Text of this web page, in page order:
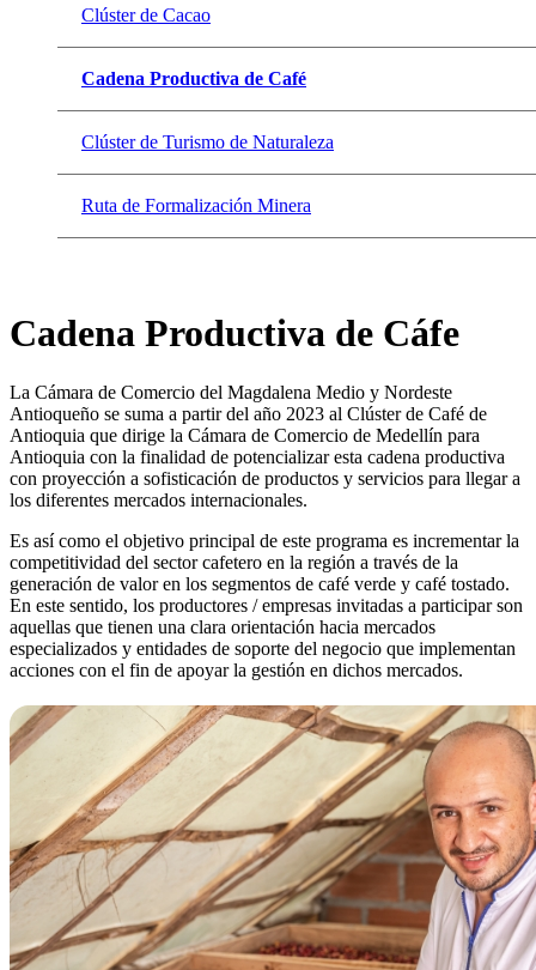
Clúster de Cacao
Cadena Productiva de Café
Clúster de Turismo de Naturaleza
Ruta de Formalización Minera
Cadena Productiva de Cáfe
La Cámara de Comercio del Magdalena Medio y Nordeste
Antioqueño se suma a partir del año 2023 al Clúster de Café de
Antioquia que dirige la Cámara de Comercio de Medellín para
Antioquia con la finalidad de potencializar esta cadena productiva
con proyección a sofisticación de productos y servicios para llegar a
los diferentes mercados internacionales.
Es así como el objetivo principal de este programa es incrementar la
competitividad del sector cafetero en la región a través de la
generación de valor en los segmentos de café verde y café tostado.
En este sentido, los productores / empresas invitadas a participar son
aquellas que tienen una clara orientación hacia mercados
especializados y entidades de soporte del negocio que implementan
acciones con el fin de apoyar la gestión en dichos mercados.